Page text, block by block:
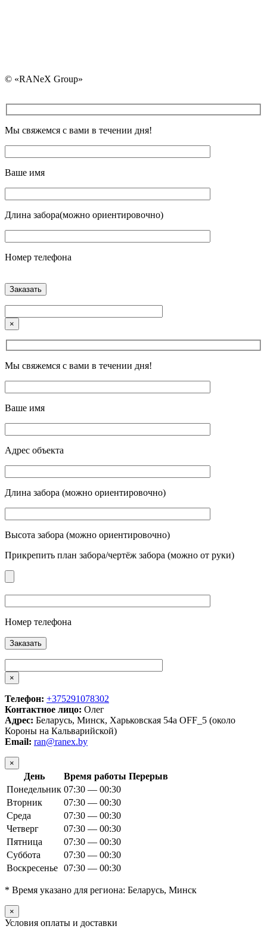
© «RANeX Group»
Мы свяжемся с вами в течении дня!
Ваше имя
Длина забора(можно ориентировочно)
Номер телефона
×
Мы свяжемся с вами в течении дня!
Ваше имя
Адрес объекта
Длина забора (можно ориентировочно)
Высота забора (можно ориентировочно)
Прикрепить план забора/чертёж забора (можно от руки)
Номер телефона
×
Телефон: +375291078302
Контактное лицо: Олег
Адрес: Беларусь, Минск, Харьковская 54а OFF_5 (около
Короны на Кальварийской)
Email: ran@ranex.by
×
День Время работы Перерыв
Понедельник 07:30 — 00:30
Вторник
07:30 — 00:30
Среда
07:30 — 00:30
Четверг
07:30 — 00:30
Пятница
07:30 — 00:30
Суббота
07:30 — 00:30
Воскресенье 07:30 — 00:30
* Время указано для региона: Беларусь, Минск
×
Условия оплаты и доставки